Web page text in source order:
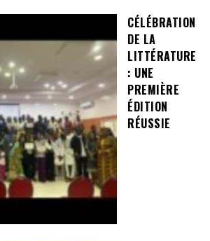
CÉLÉBRATION
DE LA
LITTÉRATURE
: UNE
PREMIÈRE
ÉDITION
RÉUSSIE